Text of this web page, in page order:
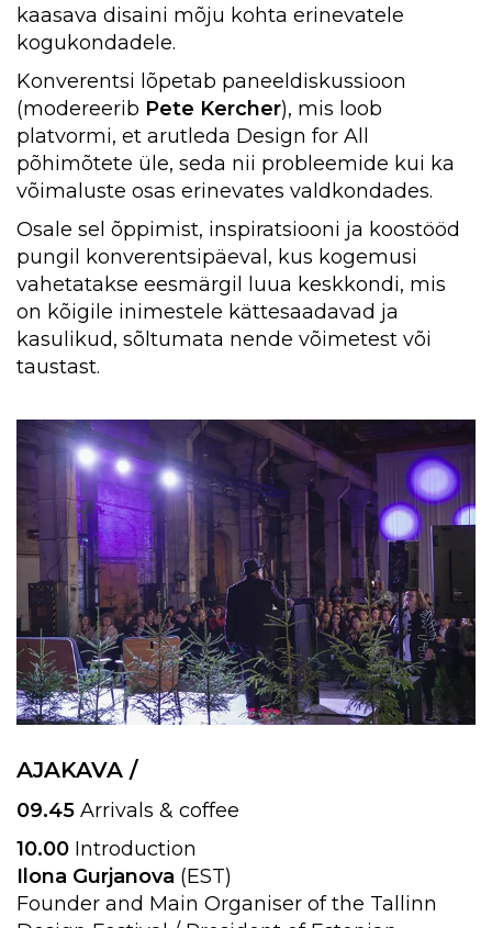
kaasava disaini mõju kohta erinevatele
kogukondadele.
Konverentsi lõpetab paneeldiskussioon
(modereerib Pete Kercher), mis loob
platvormi, et arutleda Design for All
põhimõtete üle, seda nii probleemide kui ka
võimaluste osas erinevates valdkondades.
Osale sel õppimist, inspiratsiooni ja koostööd
pungil konverentsipäeval, kus kogemusi
vahetatakse eesmärgil luua keskkondi, mis
on kõigile inimestele kättesaadavad ja
kasulikud, sõltumata nende võimetest või
taustast.
AJAKAVA /
09.45 Arrivals & coffee
10.00 Introduction
Ilona Gurjanova (EST)
Founder and Main Organiser of the Tallinn